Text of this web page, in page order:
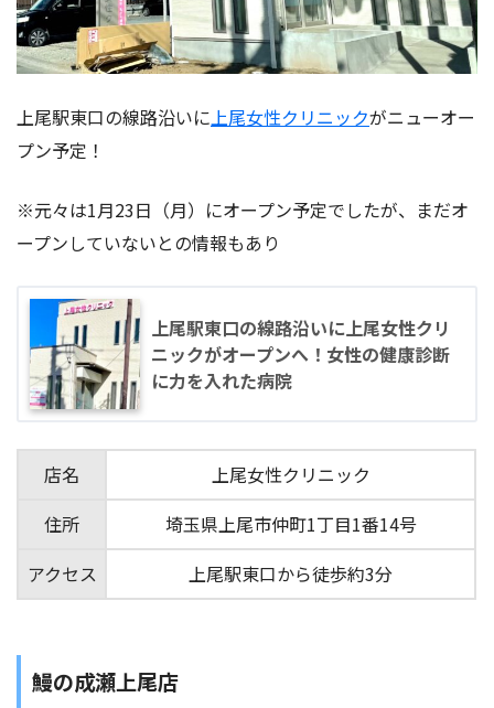
上尾駅東口の線路沿いに上尾女性クリニックがニューオー
プン予定！
※元々は1月23日（月）にオープン予定でしたが、まだオ
ープンしていないとの情報もあり
上尾駅東口の線路沿いに上尾女性クリ
ニックがオープンへ！女性の健康診断
に力を入れた病院
店名
上尾女性クリニック
住所
埼玉県上尾市仲町1丁目1番14号
アクセス
上尾駅東口から徒歩約3分
鰻の成瀬上尾店